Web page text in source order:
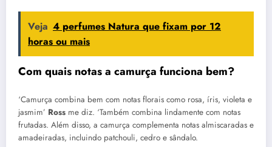
Veja 4 perfumes Natura que fixam por 12
horas ou mais
Com quais notas a camurça funciona bem?
‘Camurça combina bem com notas florais como rosa, íris, violeta e
jasmim’ Ross me diz. ‘Também combina lindamente com notas
frutadas. Além disso, a camurça complementa notas almiscaradas e
amadeiradas, incluindo patchouli, cedro e sândalo.